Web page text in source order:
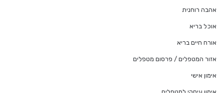
אהבה רוחנית
אוכל בריא
אורח חיים בריא
אזור המטפלים / פרסום מטפלים
אימון אישי